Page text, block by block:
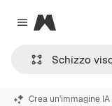
Close menu
Magnific
Crea un'immagine IA